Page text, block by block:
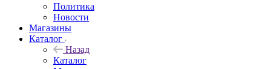
Политика
Новости
Магазины
Каталог
Назад
Каталог